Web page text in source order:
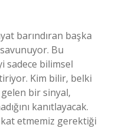
barındıran başka
Bu
sadece bilimsel
Kim bilir, belki
bir sinyal,
kanıtlayacak.
etmemiz gerektiği